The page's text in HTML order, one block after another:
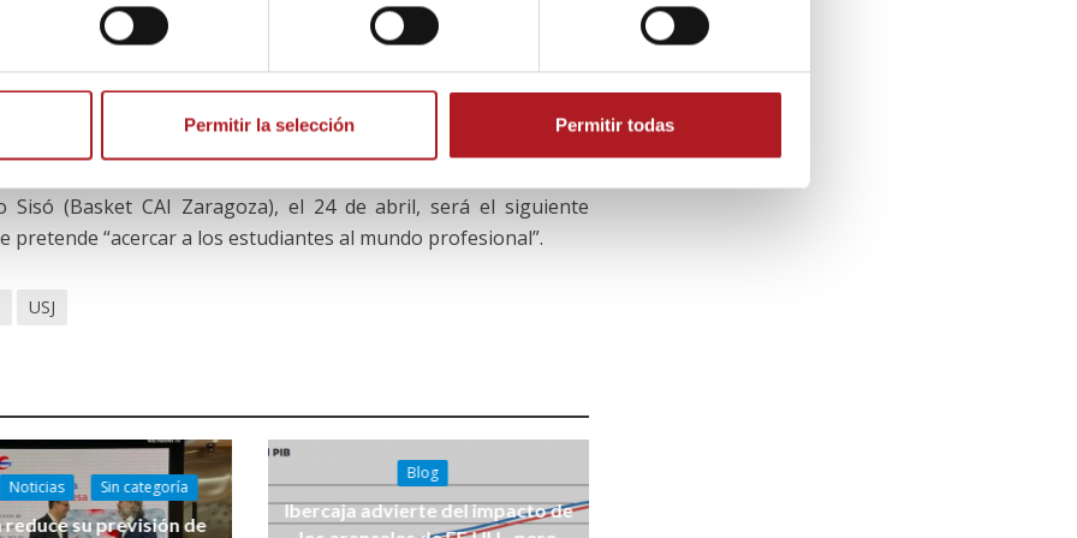
Permitir la selección Permitir todas
conocerán de cerca la figura del responsable de prensa,
en un entorno especialmente cambiante y debatirán, a
deporte, dos esferas estrechamente ligadas.
de un ciclo que fue inaugurado el pasado 21 de marzo, en plena
Sisó (Basket CAI Zaragoza), el 24 de abril, será el siguiente
pretende “acercar a los estudiantes al mundo profesional”.
USJ
Noticias Sin categoría
reduce su previsión de
Blog
Ibercaja advierte del impacto de